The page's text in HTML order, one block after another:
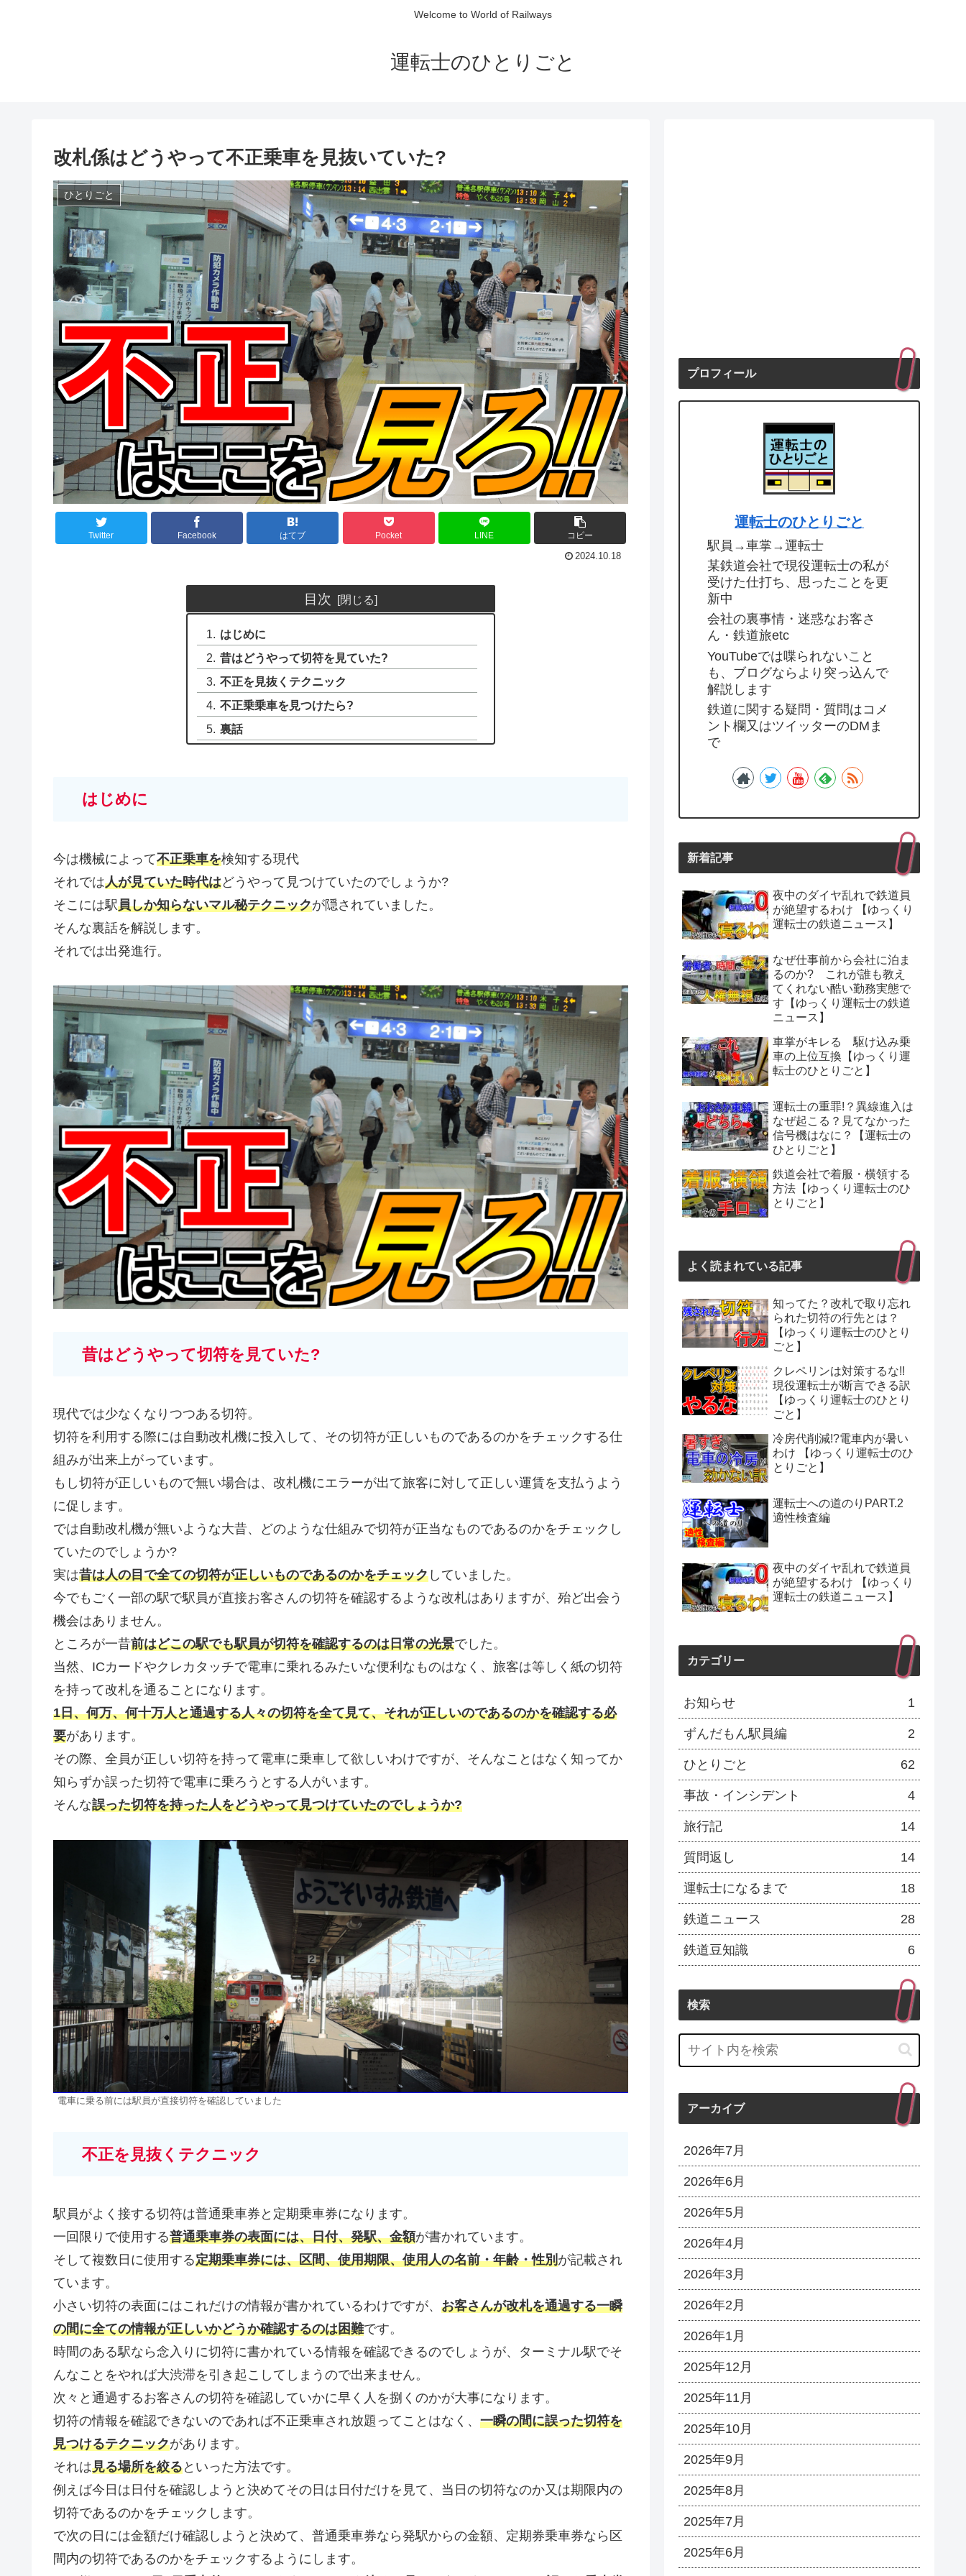
Welcome to World of Railways
運転士のひとりごと
改札係はどうやって不正乗車を見抜いていた?
ひとりごと
Twitter Facebook はてブ Pocket LINE コピー
2024.10.18
目次
はじめに
昔はどうやって切符を見ていた?
不正を見抜くテクニック
不正乗乗車を見つけたら?
裏話
はじめに
今は機械によって不正乗車を検知する現代
それでは人が見ていた時代はどうやって見つけていたのでしょうか?
そこには駅員しか知らないマル秘テクニックが隠されていました。
そんな裏話を解説します。
それでは出発進行。
昔はどうやって切符を見ていた?
現代では少なくなりつつある切符。
切符を利用する際には自動改札機に投入して、その切符が正しいものであるのかをチェックする仕
組みが出来上がっています。
もし切符が正しいもので無い場合は、改札機にエラーが出て旅客に対して正しい運賃を支払うよう
に促します。
では自動改札機が無いような大昔、どのような仕組みで切符が正当なものであるのかをチェックし
ていたのでしょうか?
実は昔は人の目で全ての切符が正しいものであるのかをチェック していました。
今でもごく一部の駅で駅員が直接お客さんの切符を確認するような改札はありますが、殆ど出会う
機会はありません。
ところが一昔前はどこの駅でも駅員が切符を確認するのは日常の光景でした。
当然、ICカードやクレカタッチで電車に乗れるみたいな便利なものはなく、旅客は等しく紙の切符
を持って改札を通ることになります。
1日、何万、何十万人と通過する人々の切符を全て見て、それが正しいのであるのかを確認する必
要があります。
その際、全員が正しい切符を持って電車に乗車して欲しいわけですが、そんなことはなく知ってか
知らずか誤った切符で電車に乗ろうとする人がいます。
そんな誤った切符を持った人をどうやって見つけていたのでしょうか?
電車に乗る前には駅員が直接切符を確認していました
不正を見抜くテクニック
駅員がよく接する切符は普通乗車券と定期乗車券になります。
一回限りで使用する普通乗車券の表面には、日付、発駅、金額が書かれています。
そして複数日に使用する定期乗車券には、区間、使用期限、使用人の名前・年齢・性別が記載され
ています。
小さい切符の表面にはこれだけの情報が書かれているわけですが、 お客さんが改札を通過する一瞬
の間に全ての情報が正しいかどうか確認するのは困難です。
時間のある駅なら念入りに切符に書かれている情報を確認できるのでしょうが、ターミナル駅でそ
んなことをやれば大渋滞を引き起こしてしまうので出来ません。
次々と通過するお客さんの切符を確認していかに早く人を捌くのかが大事になります。
切符の情報を確認できないのであれば不正乗車され放題ってことはなく、 一瞬の間に誤った切符を
見つけるテクニックがあります。
それは見る場所を絞るといった方法です。
例えば今日は日付を確認しようと決めてその日は日付だけを見て、当日の切符なのか又は期限内の
切符であるのかをチェックします。
で次の日には金額だけ確認しようと決めて、普通乗車券なら発駅からの金額、定期券乗車券なら区
間内の切符であるのかをチェックするようにします。
プロフィール
運転士のひとりごと
駅員→車掌→運転士
某鉄道会社で現役運転士の私が
受けた仕打ち、思ったことを更
新中
会社の裏事情・迷惑なお客さ
ん・鉄道旅etc
YouTubeでは喋られないこと
も、ブログならより突っ込んで
解説します
鉄道に関する疑問・質問はコメ
ント欄又はツイッターのDMま
で
新着記事
夜中のダイヤ乱れで鉄道員
が絶望するわけ 【ゆっくり
運転士の鉄道ニュース】
なぜ仕事前から会社に泊ま
るのか? これが誰も教え
てくれない酷い勤務実態で
す【ゆっくり運転士の鉄道
ニュース】
車掌がキレる 駆け込み乗
車の上位互換【ゆっくり運
転士のひとりごと】
運転士の重罪!？異線進入は
なぜ起こる？見てなかった
信号機はなに？【運転士の
ひとりごと】
鉄道会社で着服・横領する
方法【ゆっくり運転士のひ
とりごと】
よく読まれている記事
知ってた？改札で取り忘れ
られた切符の行先とは？
【ゆっくり運転士のひとり
ごと】
クレペリンは対策するな!!
現役運転士が断言できる訳
【ゆっくり運転士のひとり
ごと】
冷房代削減!?電車内が暑い
わけ 【ゆっくり運転士のひ
とりごと】
運転士への道のりPART.2
適性検査編
夜中のダイヤ乱れで鉄道員
が絶望するわけ 【ゆっくり
運転士の鉄道ニュース】
カテゴリー
お知らせ 1
ずんだもん駅員編 2
ひとりごと 62
事故・インシデント 4
旅行記 14
質問返し 14
運転士になるまで 18
鉄道ニュース 28
鉄道豆知識 6
検索
アーカイブ
2026年7月
2026年6月
2026年5月
2026年4月
2026年3月
2026年2月
2026年1月
2025年12月
2025年11月
2025年10月
2025年9月
2025年8月
2025年7月
2025年6月